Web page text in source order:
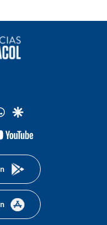
whatsapp
google
youtube-